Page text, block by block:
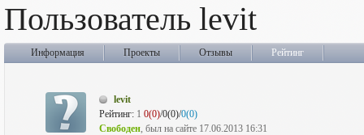
Пользователь levit
Информация Проекты Отзывы Рейтинг
levit
Рейтинг: 1 0(0)/0(0)/0(0)
Свободен, был на сайте 17.06.2013 16:31